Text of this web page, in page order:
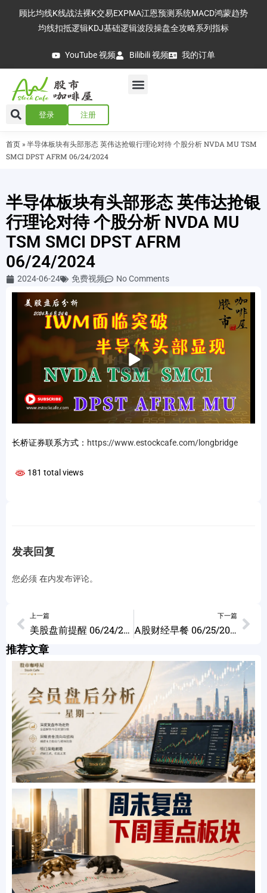
顾比均线K线战法裸K交易EXPMA江恩预测系统MACD鸿蒙趋势
均线扣抵逻辑KDJ基础逻辑波段操盘全攻略系列指标
YouTube 视频 Bilibili 视频 我的订单
登录 注册
首页 » 半导体板块有头部形态 英伟达抢银行理论对待 个股分析 NVDA MU TSM
SMCI DPST AFRM 06/24/2024
半导体板块有头部形态 英伟达抢银
行理论对待 个股分析 NVDA MU
TSM SMCI DPST AFRM
06/24/2024
2024-06-24 免费视频 No Comments
播
放
长桥证券联系方式： https://www.estockcafe.com/longbridge
181 total views
发表回复
您必须 在内发布评论。
上一篇
美股盘前提醒 06/24/2024
下一篇
A股财经早餐 06/25/2024
推荐文章